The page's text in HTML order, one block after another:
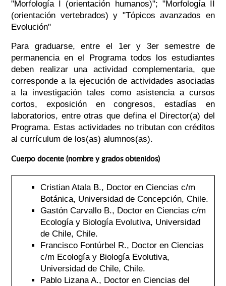
"Morfología I (orientación humanos)"; "Morfología II
(orientación vertebrados) y "Tópicos avanzados en
Evolución"
Para graduarse, entre el 1er y 3er semestre de
permanencia en el Programa todos los estudiantes
deben realizar una actividad complementaria, que
corresponde a la ejecución de actividades asociadas
a la investigación tales como asistencia a cursos
cortos, exposición en congresos, estadías en
laboratorios, entre otras que defina el Director(a) del
Programa. Estas actividades no tributan con créditos
al currículum de los(as) alumnos(as).
Cuerpo docente (nombre y grados obtenidos)
Cristian Atala B., Doctor en Ciencias c/m
Botánica, Universidad de Concepción, Chile.
Gastón Carvallo B., Doctor en Ciencias c/m
Ecología y Biología Evolutiva, Universidad
de Chile, Chile.
Francisco Fontúrbel R., Doctor en Ciencias
c/m Ecología y Biología Evolutiva,
Universidad de Chile, Chile.
Pablo Lizana A., Doctor en Ciencias del